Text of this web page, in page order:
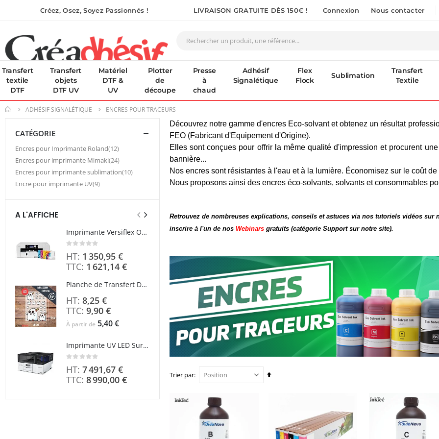
Créez, Osez, Soyez Passionnés ! LIVRAISON GRATUITE DÈS 150€ ! Connexion Nous contacter
Transfert
textile
DTF
Transfert
objets
DTF UV
Matériel
DTF &
UV
Plotter
de
découpe
Presse
à
chaud
Adhésif
Signalétique
Flex
Flock
Sublimation
Transfert
Textile
ADHÉSIF SIGNALÉTIQUE
ENCRES POUR TRACEURS
Découvrez notre gamme d'encres Eco-solvant et obtenez un résultat
FEO (Fabricant d'Equipement d'Origine).
Elles sont conçues pour offrir la même qualité d'impression et procurent
bannière...
Nos encres sont résistantes à l'eau et à la lumière. Économisez sur le coût
Nous proposons ainsi des encres éco-solvants, solvants et consommables
Retrouvez de nombreuses explications, conseils et astuces via nos tutoriels vidéos sur
inscrire à l'un de nos Webinars gratuits (catégorie Support sur notre site).
Trier par
Par
CATÉGORIE
Encres pour Imprimante Roland 12article
Encres pour imprimante Mimaki 24article
Encres pour imprimante sublimation 10article
Encre pour imprimante UV 9article
A L'AFFICHE
Imprimante Versiflex Objet et Textile : Kit Versiflex SG1000
Rating:
0%
1 621,14 €
1 350,95 €
Planche de Transfert DTF - Format A3 - 28 x 42 cm - Expédié en 6 heures
9,90 €
8,25 €
À partir de 5,40 €
Imprimante UV LED SureColor SC-V1000 EPSON - Garantie 3 ans
Rating:
8 990,00 €
7 491,67 €
0,00 €
Nouveauté ! Tour de rangement pour Flex ou Vinyle - 36 emplacements
59,99 €
49,99 €
Encre pour transfert DTF - 2eme Génération - Blanc - 1L
49,00 €
40,83 €
9,50 €
Pack 6L Encres pour transfert DTF avec solution de nettoyage
Rating:
0%
289,00 €
240,83 €